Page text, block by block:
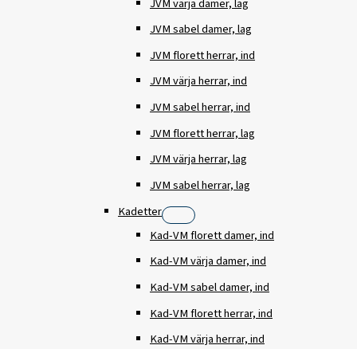
JVM sabel damer, lag
JVM florett herrar, ind
JVM värja herrar, ind
JVM sabel herrar, ind
JVM florett herrar, lag
JVM värja herrar, lag
JVM sabel herrar, lag
Kadetter
Kad-VM florett damer, ind
Kad-VM värja damer, ind
Kad-VM sabel damer, ind
Kad-VM florett herrar, ind
Kad-VM värja herrar, ind